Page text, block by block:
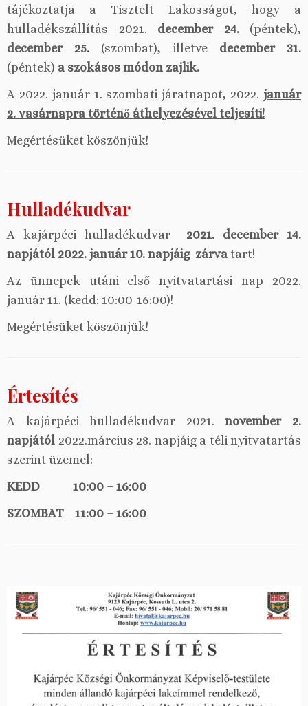
tájékoztatja a Tisztelt Lakosságot, hogy a
hulladékszállítás 2021. december 24.(péntek),
december 25. (szombat), illetve december 31.
(péntek) a szokásos módon zajlik.
A 2022. január 1. szombati járatnapot, 2022. január
2. vasárnapra történő áthelyezésével teljesíti!
Megértésüket köszönjük!
Hulladékudvar
A kajárpéci hulladékudvar 2021.
december 14.
napjától 2022. január 10. napjáig zárva tart!
Az ünnepek utáni első nyitvatartási nap 2022.
január 11. (kedd: 10:00-16:00)!
Megértésüket köszönjük!
Értesítés
A kajárpéci hulladékudvar 2021.november 2.
napjától 2022.március 28. napjáig a téli nyitvatartás
szerint üzemel:
KEDD 10:00 – 16:00
SZOMBAT 11:00 – 16:00